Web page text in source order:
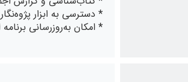
* دسترسی به ابزار
* امکان به‌روزرسانی